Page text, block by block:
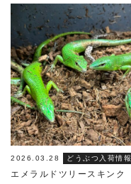
2026.03.28 どうぶつ入荷情報
エメラルドツリースキンク